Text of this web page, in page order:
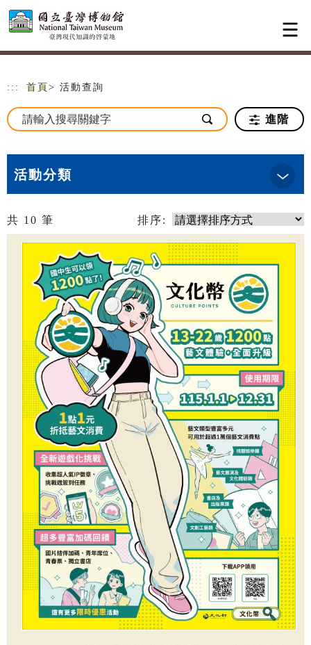
跳到主要內容
網站導覽
::: 首頁 > 活動查詢
進階
活動分類
共 10 筆 排序: